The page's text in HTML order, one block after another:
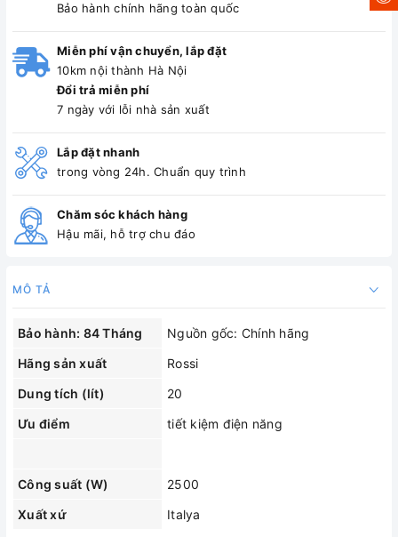
Bảo hành chính hãng toàn quốc
Miễn phí vận chuyển, lắp đặt
10km nội thành Hà Nội
Đổi trả miễn phí
7 ngày với lỗi nhà sản xuất
Lắp đặt nhanh
trong vòng 24h. Chuẩn quy trình
Chăm sóc khách hàng
Hậu mãi, hỗ trợ chu đáo
MÔ TẢ
Bảo hành: 84 Tháng
Nguồn gốc: Chính hãng
Hãng sản xuất
Rossi
Dung tích (lít)
20
Ưu điểm
tiết kiệm điện năng
Công suất (W)
2500
Xuất xứ
Italya